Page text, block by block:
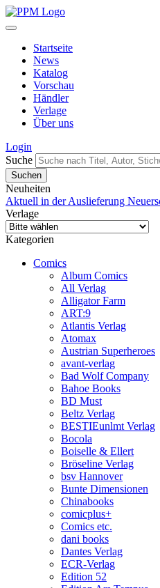
Startseite
News
Katalog
Vorschau
Händler
Verlage
Über uns
Login
Suche
Neuheiten
Aktuell in der Auslieferung
Verlage
Kategorien
Comics
Album Comics
All Verlag
Alligator Farm
ART:9
Atlantis Verlag
Atomax
Austrian Superheroes
avant-verlag
Bad Wolf Company
Bahoe Books
BD Must
Beltz Verlag
BESTIEunlmt Verlag
Bocola
Boiselle & Ellert
Bröseline Verlag
bsv Hannover
Bunte Dimensionen
Chinabooks
comicplus+
Comics etc.
dani books
Dantes Verlag
ECR-Verlag
Edition 52